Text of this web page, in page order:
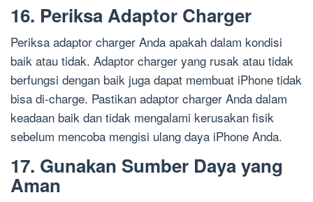
16. Periksa Adaptor Charger
Periksa adaptor charger Anda apakah dalam kondisi
baik atau tidak. Adaptor charger yang rusak atau tidak
berfungsi dengan baik juga dapat membuat iPhone tidak
bisa di-charge. Pastikan adaptor charger Anda dalam
keadaan baik dan tidak mengalami kerusakan fisik
sebelum mencoba mengisi ulang daya iPhone Anda.
17. Gunakan Sumber Daya yang
Aman